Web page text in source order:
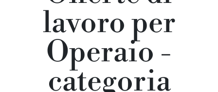
lavoro per
Operaio -
categoria